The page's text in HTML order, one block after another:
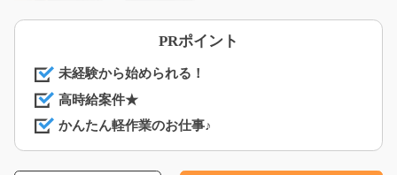
PRポイント
未経験から始められる！
高時給案件★
かんたん軽作業のお仕事♪